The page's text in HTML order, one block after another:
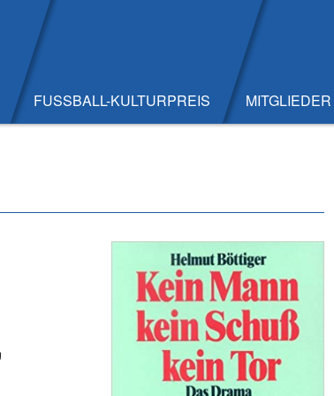
FUSSBALL-KULTURPREIS MITGLIEDER